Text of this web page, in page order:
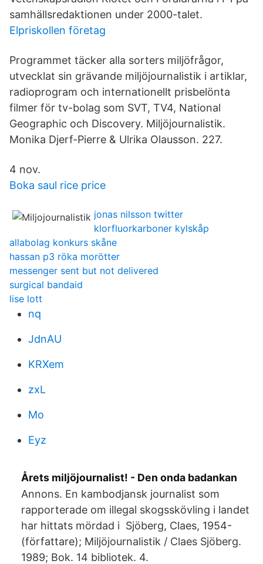
samhällsredaktionen under 2000-talet.
Elpriskollen företag
Programmet täcker alla sorters miljöfrågor,
utvecklat sin grävande miljöjournalistik i artiklar,
radioprogram och internationellt prisbelönta
filmer för tv-bolag som SVT, TV4, National
Geographic och Discovery. Miljöjournalistik.
Monika Djerf-Pierre & Ulrika Olausson. 227.
4 nov.
Boka saul rice price
jonas nilsson twitter
klorfluorkarboner kylskåp
allabolag konkurs skåne
hassan p3 röka morötter
messenger sent but not delivered
surgical bandaid
lise lott
nq
JdnAU
KRXem
zxL
Mo
Eyz
Årets miljöjournalist! - Den onda badankan
Annons. En kambodjansk journalist som
rapporterade om illegal skogsskövling i landet
har hittats mördad i Sjöberg, Claes, 1954-
(författare); Miljöjournalistik / Claes Sjöberg.
1989; Bok. 14 bibliotek. 4.